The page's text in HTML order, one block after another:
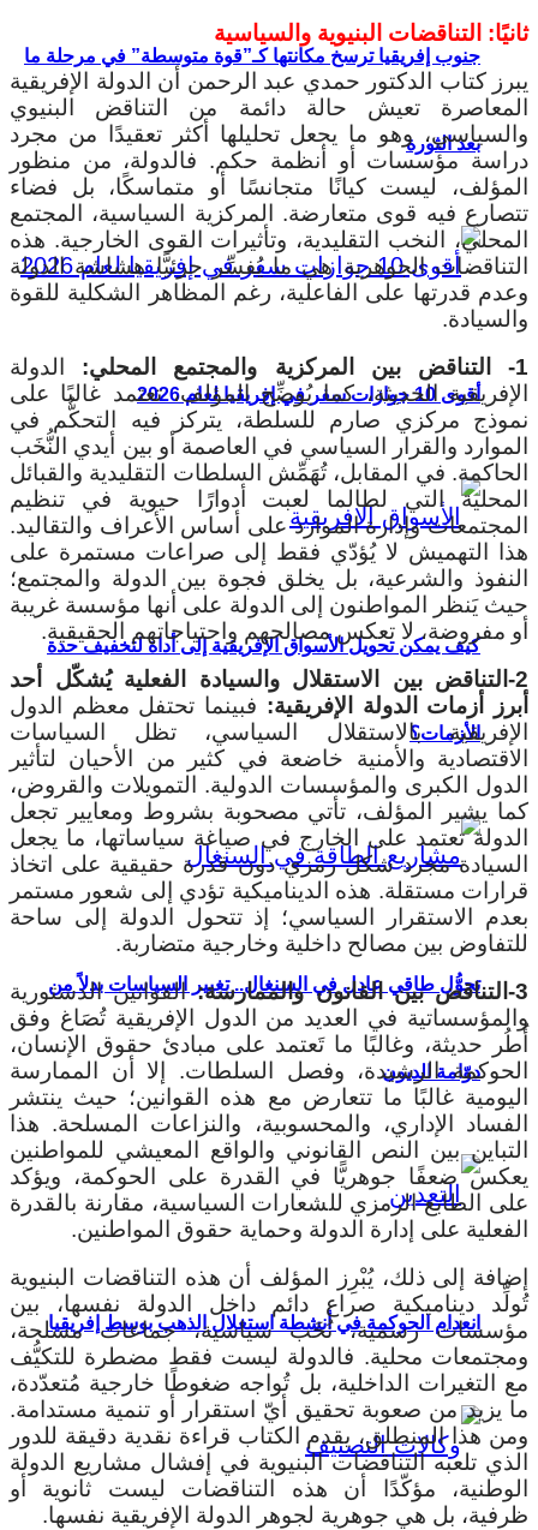
جنوب إفريقيا ترسخ مكانتها كـ”قوة متوسطة” في مرحلة ما
بعد الثورة
أقوى 10 جوازات سفر في إفريقيا لعام 2026
كيف يمكن تحويل الأسواق الإفريقية إلى أداة لتخفيف حدة
الأزمات؟
تحوُّل طاقي عادل في السنغال.. تغيير السياسات بدلاً من
دوّامة الديون
انعدام الحوكمة في أنشطة استغلال الذهب بوسط إفريقيا
ثانيًا: التناقضات البنيوية والسياسية
يبرز كتاب الدكتور حمدي عبد الرحمن أن الدولة الإفريقية
المعاصرة تعيش حالة دائمة من التناقض البنيوي
والسياسي، وهو ما يجعل تحليلها أكثر تعقيدًا من مجرد
دراسة مؤسسات أو أنظمة حكم. فالدولة، من منظور
المؤلف، ليست كيانًا متجانسًا أو متماسكًا، بل فضاء
تتصارع فيه قوى متعارضة. المركزية السياسية، المجتمع
المحلي، النخب التقليدية، وتأثيرات القوى الخارجية. هذه
التناقضات الجوهرية هي ما يُفسِّر جزئيًّا هشاشة الدولة
وعدم قدرتها على الفاعلية، رغم المظاهر الشكلية للقوة
والسيادة.
1- التناقض بين المركزية والمجتمع المحلي:
الدولة
الإفريقية الحديثة، كما يُوضِّح المؤلف، تعتمد غالبًا على
نموذج مركزي صارم للسلطة، يتركز فيه التحكُّم في
الموارد والقرار السياسي في العاصمة أو بين أيدي النُّخَب
الحاكمة. في المقابل، تُهَمِّش السلطات التقليدية والقبائل
المحلية التي لطالما لعبت أدوارًا حيوية في تنظيم
المجتمعات وإدارة الموارد على أساس الأعراف والتقاليد.
هذا التهميش لا يُؤدّي فقط إلى صراعات مستمرة على
النفوذ والشرعية، بل يخلق فجوة بين الدولة والمجتمع؛
حيث يَنظر المواطنون إلى الدولة على أنها مؤسسة غريبة
أو مفروضة، لا تعكس مصالحهم واحتياجاتهم الحقيقية.
2-التناقض بين الاستقلال والسيادة الفعلية يُشكّل أحد
أبرز أزمات الدولة الإفريقية: فبينما تحتفل معظم الدول
الإفريقية بالاستقلال السياسي، تظل السياسات
الاقتصادية والأمنية خاضعة في كثير من الأحيان لتأثير
الدول الكبرى والمؤسسات الدولية. التمويلات والقروض،
كما يشير المؤلف، تأتي مصحوبة بشروط ومعايير تجعل
الدولة تعتمد على الخارج في صياغة سياساتها، ما يجعل
السيادة مجرد شكل رمزي دون قدرة حقيقية على اتخاذ
قرارات مستقلة. هذه الديناميكية تؤدي إلى شعور مستمر
بعدم الاستقرار السياسي؛ إذ تتحول الدولة إلى ساحة
للتفاوض بين مصالح داخلية وخارجية متضاربة.
3-التناقض بين القانون والممارسة:
القوانين الدستورية
والمؤسساتية في العديد من الدول الإفريقية تُصَاغ وفق
أُطُر حديثة، وغالبًا ما تَعتمد على مبادئ حقوق الإنسان،
الحوكمة الرشيدة، وفصل السلطات. إلا أن الممارسة
اليومية غالبًا ما تتعارض مع هذه القوانين؛ حيث ينتشر
الفساد الإداري، والمحسوبية، والنزاعات المسلحة. هذا
التباين بين النص القانوني والواقع المعيشي للمواطنين
يعكس ضعفًا جوهريًّا في القدرة على الحوكمة، ويؤكد
على الطابع الرمزي للشعارات السياسية، مقارنة بالقدرة
الفعلية على إدارة الدولة وحماية حقوق المواطنين.
إضافة إلى ذلك، يُبْرِز المؤلف أن هذه التناقضات البنيوية
تُولِّد ديناميكية صراع دائم داخل الدولة نفسها، بين
مؤسسات رسمية، نُخَب سياسية، جماعات مسلحة،
ومجتمعات محلية. فالدولة ليست فقط مضطرة للتكيُّف
مع التغيرات الداخلية، بل تُواجه ضغوطًا خارجية مُتعدّدة،
ما يزيد من صعوبة تحقيق أيّ استقرار أو تنمية مستدامة.
ومن هذا المنطلق، يقدم الكتاب قراءة نقدية دقيقة للدور
الذي تلعبه التناقضات البنيوية في إفشال مشاريع الدولة
الوطنية، مؤكّدًا أن هذه التناقضات ليست ثانوية أو
ظرفية، بل هي جوهرية لجوهر الدولة الإفريقية نفسها.